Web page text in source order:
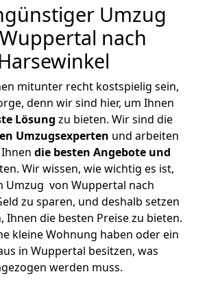
Umzug
nach
mitunter recht kostspielig sein,
denn wir sind hier, um Ihnen
Lösung zu bieten. Wir sind die
Umzugsexperten und arbeiten
die besten Angebote und
Wir wissen, wie wichtig es ist,
Umzug von Wuppertal nach
zu sparen, und deshalb setzen
Ihnen die besten Preise zu bieten.
kleine Wohnung haben oder ein
in Wuppertal besitzen, was
werden muss.